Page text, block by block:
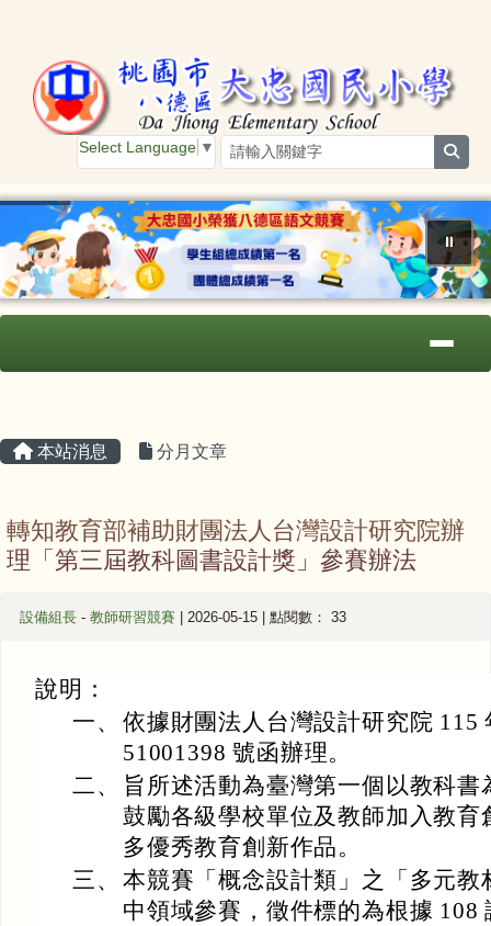
Select Language ▼
⏸
本站消息 分月文章
轉知教育部補助財團法人台灣設計研究院辦
理「第三屆教科圖書設計獎」參賽辦法
設備組長 - 教師研習競賽 | 2026-05-15 | 點閱數： 33
說明：
一、 依據財團法人台灣設計研究院 115
51001398 號函辦理。
二、
旨所述活動為臺灣第一個以教科
鼓勵各級學校單位及教師加入教
多優秀教育創新作品。
三、 本競賽「概念設計類」之「多元
中領域參賽，徵件標的為根據 108